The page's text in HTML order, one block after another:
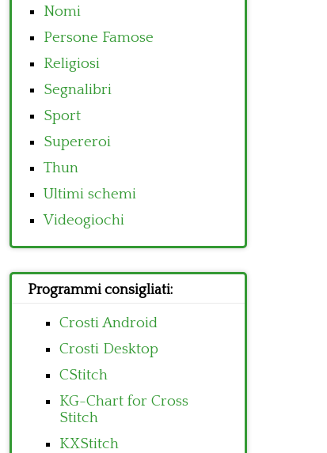
Nomi
Persone Famose
Religiosi
Segnalibri
Sport
Supereroi
Thun
Ultimi schemi
Videogiochi
Programmi consigliati:
Crosti Android
Crosti Desktop
CStitch
KG-Chart for Cross
Stitch
KXStitch